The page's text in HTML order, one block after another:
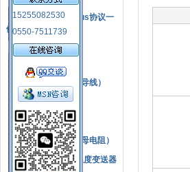
15255082530
0550-7511739
RS485通讯modbus协议一
体化现场智能仪表
热电偶
热电偶补偿电缆（导线）
振动传感器
热电阻
铂热电阻元件（云母电阻）
SBW系列一体化温度变送器